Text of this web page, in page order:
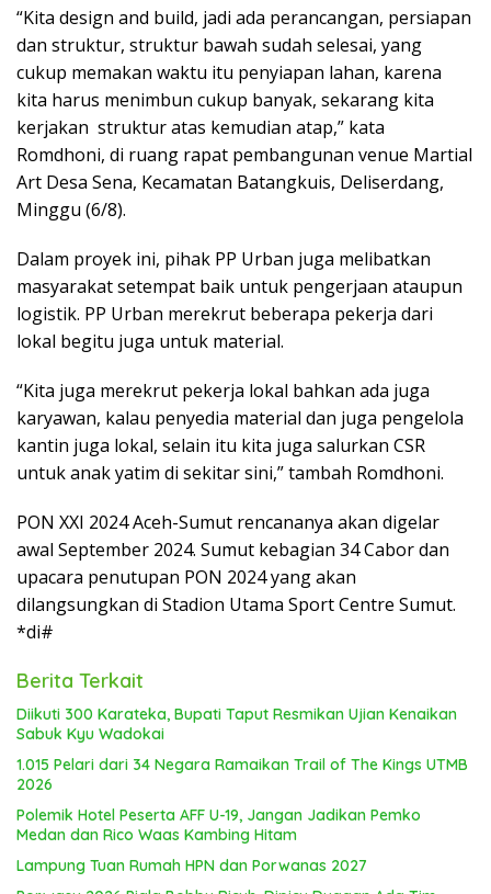
“Kita design and build, jadi ada perancangan, persiapan
dan struktur, struktur bawah sudah selesai, yang
cukup memakan waktu itu penyiapan lahan, karena
kita harus menimbun cukup banyak, sekarang kita
kerjakan struktur atas kemudian atap,” kata
Romdhoni, di ruang rapat pembangunan venue Martial
Art Desa Sena, Kecamatan Batangkuis, Deliserdang,
Minggu (6/8).
Dalam proyek ini, pihak PP Urban juga melibatkan
masyarakat setempat baik untuk pengerjaan ataupun
logistik. PP Urban merekrut beberapa pekerja dari
lokal begitu juga untuk material.
“Kita juga merekrut pekerja lokal bahkan ada juga
karyawan, kalau penyedia material dan juga pengelola
kantin juga lokal, selain itu kita juga salurkan CSR
untuk anak yatim di sekitar sini,” tambah Romdhoni.
PON XXI 2024 Aceh-Sumut rencananya akan digelar
awal September 2024. Sumut kebagian 34 Cabor dan
upacara penutupan PON 2024 yang akan
dilangsungkan di Stadion Utama Sport Centre Sumut.
*di#
Berita Terkait
Diikuti 300 Karateka, Bupati Taput Resmikan Ujian Kenaikan
Sabuk Kyu Wadokai
1.015 Pelari dari 34 Negara Ramaikan Trail of The Kings UTMB
2026
Polemik Hotel Peserta AFF U-19, Jangan Jadikan Pemko
Medan dan Rico Waas Kambing Hitam
Lampung Tuan Rumah HPN dan Porwanas 2027